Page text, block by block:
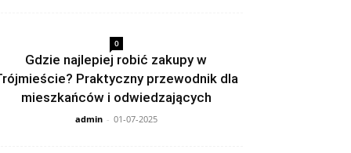
0
Gdzie najlepiej robić zakupy w
Praktyczny przewodnik dla
mieszkańców i odwiedzających
admin - 01-07-2025